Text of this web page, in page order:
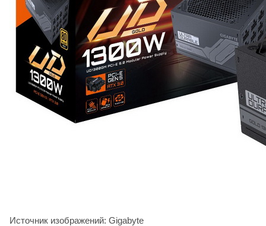
Источник изображений: Gigabyte